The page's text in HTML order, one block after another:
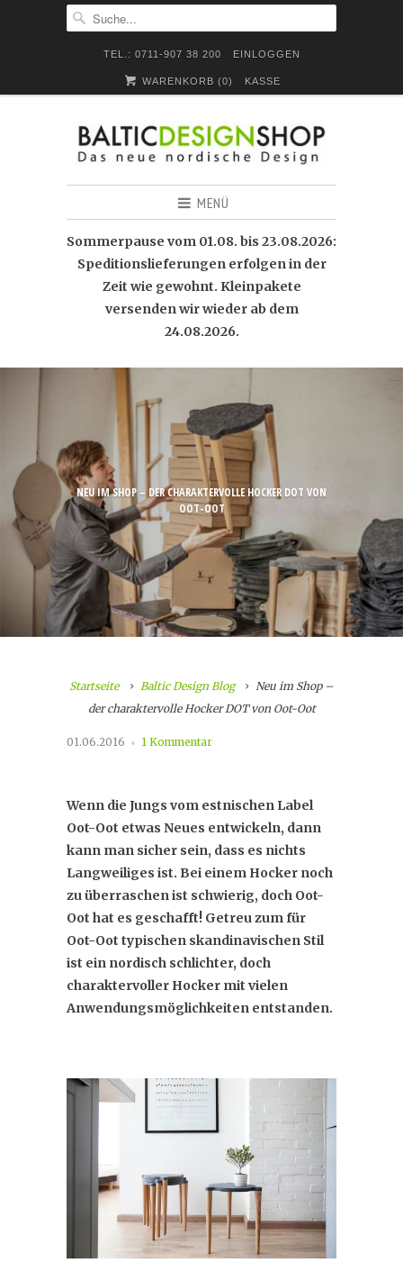
TEL.: 0711-907 38 200 EINLOGGEN
WARENKORB (0) KASSE
MENÜ
Sommerpause vom 01.08. bis 23.08.2026:
Speditionslieferungen erfolgen in der
Zeit wie gewohnt. Kleinpakete
versenden wir wieder ab dem
24.08.2026.
NEU IM SHOP – DER CHARAKTERVOLLE HOCKER DOT VON
OOT-OOT
Startseite Baltic Design Blog
Neu im Shop –
der charaktervolle Hocker DOT von Oot-Oot
01.06.2016 1 Kommentar
Wenn die Jungs vom estnischen Label
Oot-Oot etwas Neues entwickeln, dann
kann man sicher sein, dass es nichts
Langweiliges ist. Bei einem Hocker noch
zu überraschen ist schwierig, doch Oot-
Oot hat es geschafft! Getreu zum für
Oot-Oot typischen skandinavischen Stil
ist ein nordisch schlichter, doch
charaktervoller Hocker mit vielen
Anwendungsmöglichkeiten entstanden.